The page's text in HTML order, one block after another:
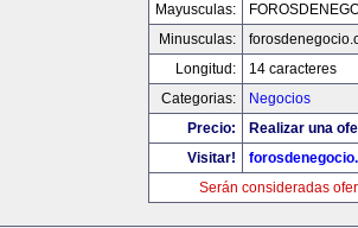
Mayusculas:
Minusculas:
Longitud:
14 caracteres
Categorias:
Negocios
Precio:
Realizar una
Visitar!
Serán consideradas